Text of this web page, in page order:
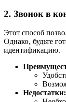
2. Звонок в
Этот способ
Однако‚ будьте
идентификацию.
Недостатки: